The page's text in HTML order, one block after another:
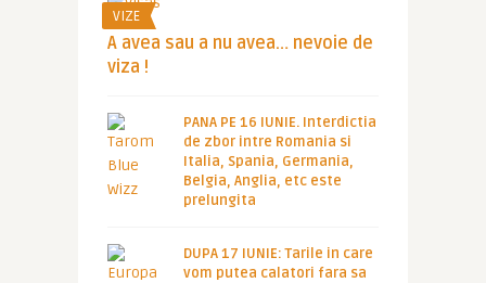
VIZE
A avea sau a nu avea… nevoie de
viza !
PANA PE 16 IUNIE. Interdictia
de zbor intre Romania si
Italia, Spania, Germania,
Belgia, Anglia, etc este
prelungita
DUPA 17 IUNIE: Tarile in care
vom putea calatori fara sa